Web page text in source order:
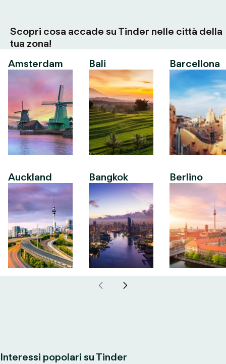
Scopri cosa accade su Tinder nelle città della
tua zona!
Amsterdam
Auckland
Bali
Bangkok
Barcellona
Berlino
Interessi popolari su Tinder